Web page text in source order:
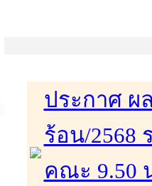
ประกาศ ผ
ร้อน/2568
คณะ 9.50